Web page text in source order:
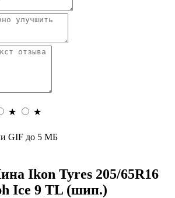
★
★
GIF до 5 МБ
Ikon Tyres 205/65R16
Ice 9 TL (шип.)